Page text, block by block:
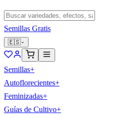
Semillas Gratis
🇪🇸
Semillas+
Autoflorecientes+
Feminizadas+
Guías de Cultivo+